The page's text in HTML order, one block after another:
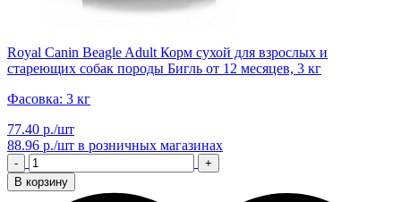
Royal Canin Beagle Adult Корм сухой для взрослых и
стареющих собак породы Бигль от 12 месяцев, 3 кг
Фасовка: 3 кг
77.40 р./шт
88.96 р./шт в розничных магазинах
-
+
В корзину